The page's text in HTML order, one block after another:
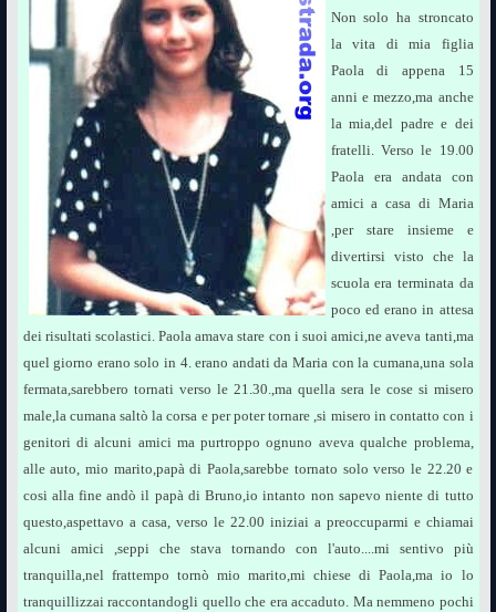
Non solo ha stroncato
la vita di mia figlia
Paola di appena 15
anni e mezzo,ma anche
la mia,del padre e dei
fratelli. Verso le 19.00
Paola era andata con
amici a casa di Maria
,per stare insieme e
divertirsi visto che la
scuola era terminata da
poco ed erano in attesa
dei risultati scolastici. Paola amava stare con i suoi amici,ne aveva tanti,ma
quel giorno erano solo in 4. erano andati da Maria con la cumana,una sola
fermata,sarebbero tornati verso le 21.30.,ma quella sera le cose si misero
male,la cumana saltò la corsa e per poter tornare ,si misero in contatto con i
genitori di alcuni amici ma purtroppo ognuno aveva qualche problema,
alle auto, mio marito,papà di Paola,sarebbe tornato solo verso le 22.20 e
cosi alla fine andò il papà di Bruno,io intanto non sapevo niente di tutto
questo,aspettavo a casa, verso le 22.00 iniziai a preoccuparmi e chiamai
alcuni amici ,seppi che stava tornando con l'auto....mi sentivo più
tranquilla,nel frattempo tornò mio marito,mi chiese di Paola,ma io lo
tranquillizzai raccontandogli quello che era accaduto. Ma nemmeno pochi